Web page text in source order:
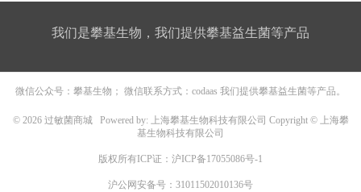
我们是攀基生物，我们提供攀基益生菌等产品
微信公众号：攀基生物； 微信联系方式：codaas 我们提供攀基益生菌等产品。
© 2026 过敏菌商城 Powered by: 上海攀基生物科技有限公司 Copyright © 上海攀
基生物科技有限公司
版权所有ICP证： 沪ICP备17055086号-1
沪公网安备号：31011502010136号